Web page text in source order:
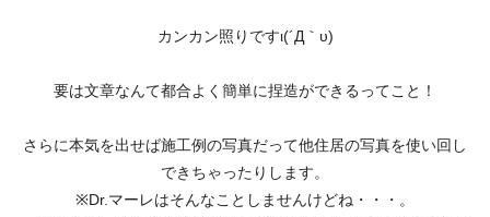
カンカン照りですι(´Д｀υ)
要は文章なんて都合よく簡単に捏造ができるってこと！
さらに本気を出せば施工例の写真だって他住居の写真を使い回し
できちゃったりします。
※Dr.マーレはそんなことしませんけどね・・・。